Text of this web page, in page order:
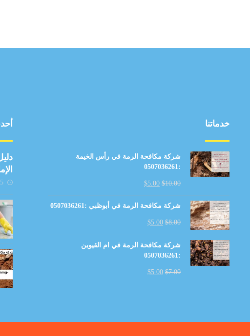
خدماتنا
شركة مكافحة الرمة في رأس الخيمة
:0507036261
$10.00
$5.00
شركة مكافحة الرمة في أبوظبي :0507036261
$8.00
$5.00
شركة مكافحة الرمة في ام القيوين
:0507036261
$7.00
$5.00
5 مارس، 2026